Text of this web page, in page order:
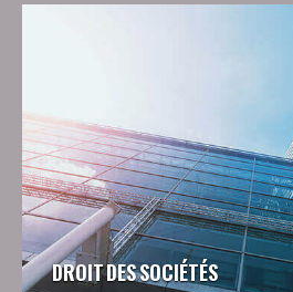
DROIT DES SOCIÉTÉS